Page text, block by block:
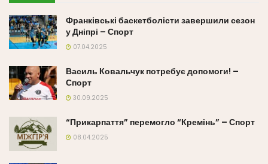
Франківські баскетболісти завершили сезон
у Дніпрі – Спорт
07.04.2025
Василь Ковальчук потребує допомоги! –
Спорт
30.09.2025
“Прикарпаття” перемогло “Кремінь” – Спорт
08.04.2025